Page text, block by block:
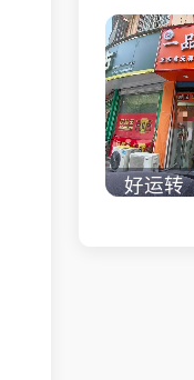
商业街
让、
万/年
立即查
好运转